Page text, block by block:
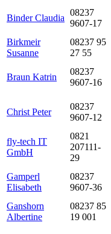
Binder Claudia
08237
9607-17
Birkmeir
Susanne
08237 95
27 55
Braun Katrin
08237
9607-16
Christ Peter
08237
9607-12
fly-tech IT
GmbH
0821
207111-
29
Gamperl
Elisabeth
08237
9607-36
Ganshorn
Albertine
08237 85
19 001